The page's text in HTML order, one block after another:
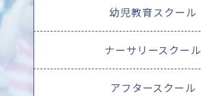
幼児教育スクール
ナーサリースクール
アフタースクール